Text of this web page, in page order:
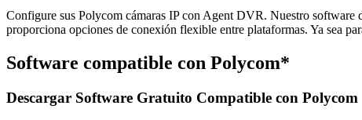
Configure sus Polycom cámaras IP con Agent DVR. Nuestro
proporciona opciones de conexión flexible entre plataformas. Ya sea
Software compatible con Polycom*
Descargar Software Gratuito Compatible con Polycom